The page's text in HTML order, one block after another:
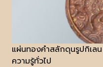
แผ่นทองคำสลักดุนรูปกิเลน
ความรู้ทั่วไป